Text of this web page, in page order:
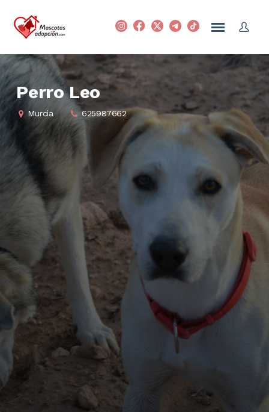
Perro Leo
Murcia 625987662